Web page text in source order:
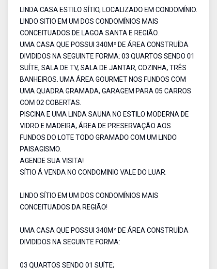
LINDA CASA ESTILO SÍTIO, LOCALIZADO EM CONDOMÍNIO.
LINDO SITIO EM UM DOS CONDOMÍNIOS MAIS
CONCEITUADOS DE LAGOA SANTA E REGIÃO.
UMA CASA QUE POSSUI 340M² DE ÁREA CONSTRUÍDA
DIVIDIDOS NA SEGUINTE FORMA: 03 QUARTOS SENDO 01
SUÍTE, SALA DE TV, SALA DE JANTAR, COZINHA, TRÊS
BANHEIROS. UMA ÁREA GOURMET NOS FUNDOS COM
UMA QUADRA GRAMADA, GARAGEM PARA 05 CARROS
COM 02 COBERTAS.
PISCINA E UMA LINDA SAUNA NO ESTILO MODERNA DE
VIDRO E MADEIRA, ÁREA DE PRESERVAÇÃO AOS
FUNDOS DO LOTE TODO GRAMADO COM UM LINDO
PAISAGISMO.
AGENDE SUA VISITA!
SÍTIO Á VENDA NO CONDOMINIO VALE DO LUAR.
LINDO SÍTIO EM UM DOS CONDOMÍNIOS MAIS
CONCEITUADOS DA REGIÃO!
UMA CASA QUE POSSUI 340M² DE ÁREA CONSTRUÍDA
DIVIDIDOS NA SEGUINTE FORMA:
03 QUARTOS SENDO 01 SUÍTE;